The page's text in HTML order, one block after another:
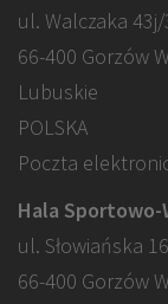
ul. Walczaka 43j/
66-400 Gorzów
Lubuskie
POLSKA
Poczta
Hala Sportowo-
ul. Słowiańska 16
66-400 Gorzów